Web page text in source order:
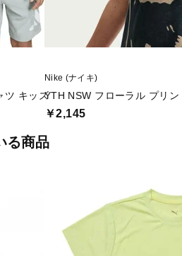
ツ キッズ
Nike (ナイキ)
YTH NSW フローラル プリ
￥2,145
る商品